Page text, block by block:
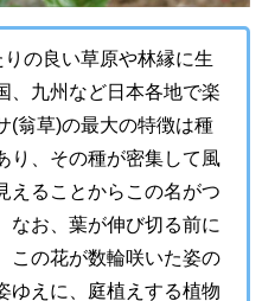
の良い草原や林縁に生
、九州など日本各地で楽
(翁草)の最大の特徴は種
り、その種が密集して風
えることからこの名がつ
なお、葉が伸び切る前に
この花が数輪咲いた姿の
ゆえに、庭植えする植物